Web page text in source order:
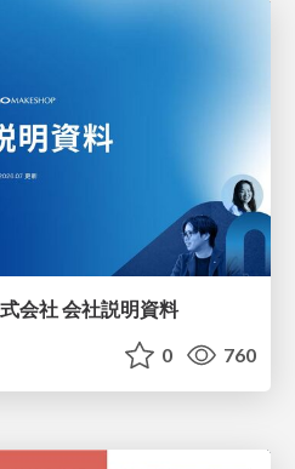
会社 会社説明資料
0 760